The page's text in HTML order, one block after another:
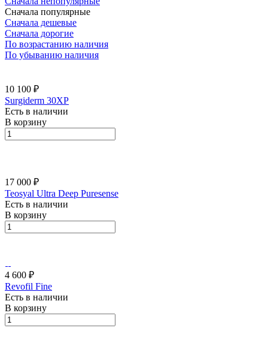
Сначала популярные
Сначала дешевые
Сначала дорогие
По возрастанию наличия
По убыванию наличия
10 100 ₽
Surgiderm 30XP
Есть в наличии
В корзину
17 000 ₽
Teosyal Ultra Deep Puresense
Есть в наличии
В корзину
4 600 ₽
Revofil Fine
Есть в наличии
В корзину